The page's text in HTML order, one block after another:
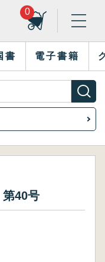
0
書 電子書籍
40号